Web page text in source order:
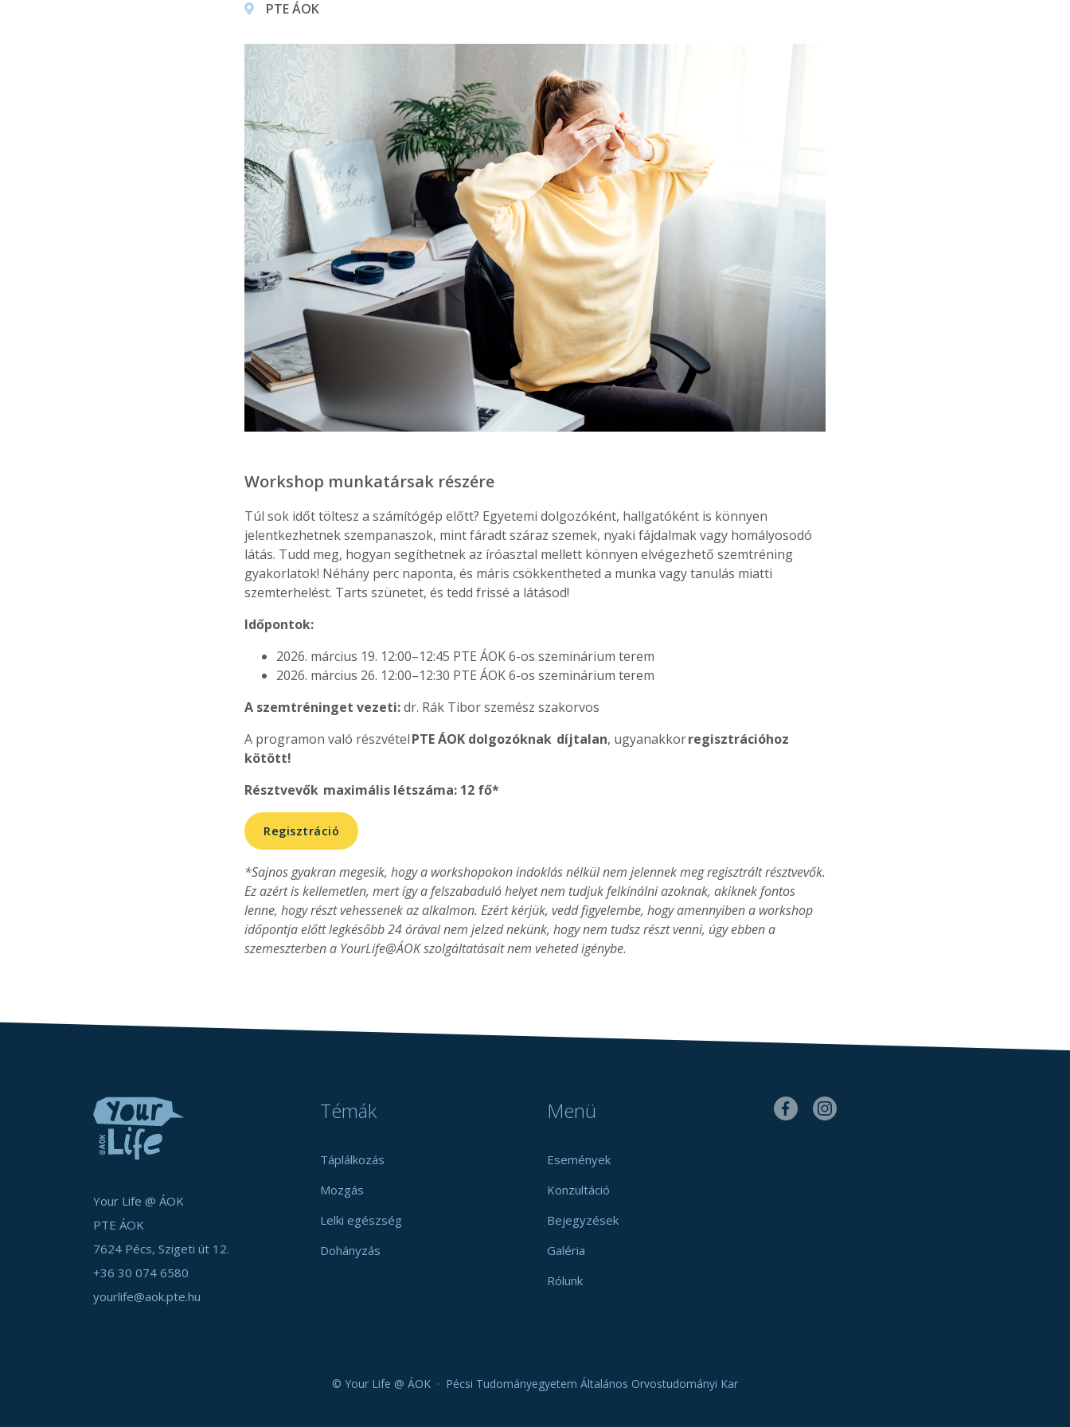
PTE ÁOK
Workshop munkatársak részére
Túl sok időt töltesz a számítógép előtt? Egyetemi dolgozóként, hallgatóként is könnyen
jelentkezhetnek szempanaszok, mint fáradt száraz szemek, nyaki fájdalmak vagy homályosodó
látás. Tudd meg, hogyan segíthetnek az íróasztal mellett könnyen elvégezhető szemtréning
gyakorlatok! Néhány perc naponta, és máris csökkentheted a munka vagy tanulás miatti
szemterhelést. Tarts szünetet, és tedd frissé a látásod!
Időpontok:
2026. március 19. 12:00–12:45 PTE ÁOK 6-os szeminárium terem
2026. március 26. 12:00–12:30 PTE ÁOK 6-os szeminárium terem
A szemtréninget vezeti:dr. Rák Tibor szemész szakorvos
A programon való részvételPTE ÁOK dolgozóknak díjtalan, ugyanakkorregisztrációhoz
kötött!
Résztvevők maximális létszáma: 12 fő*
Regisztráció
*Sajnos gyakran megesik, hogy a workshopokon indoklás nélkül nem jelennek meg regisztrált résztvevők.
Ez azért is kellemetlen, mert így a felszabaduló helyet nem tudjuk felkínálni azoknak, akiknek fontos
lenne, hogy részt vehessenek az alkalmon. Ezért kérjük, vedd figyelembe, hogy amennyiben a workshop
időpontja előtt legkésőbb 24 órával nem jelzed nekünk, hogy nem tudsz részt venni, úgy ebben a
szemeszterben a YourLife@ÁOK szolgáltatásait nem veheted igénybe.
Your Life @ ÁOK
PTE ÁOK
7624 Pécs, Szigeti út 12.
+36 30 074 6580
yourlife@aok.pte.hu
Témák
Táplálkozás
Mozgás
Lelki egészség
Dohányzás
Menü
Események
Konzultáció
Bejegyzések
Galéria
Rólunk
© Your Life @ ÁOK · Pécsi Tudományegyetem Általános Orvostudományi Kar